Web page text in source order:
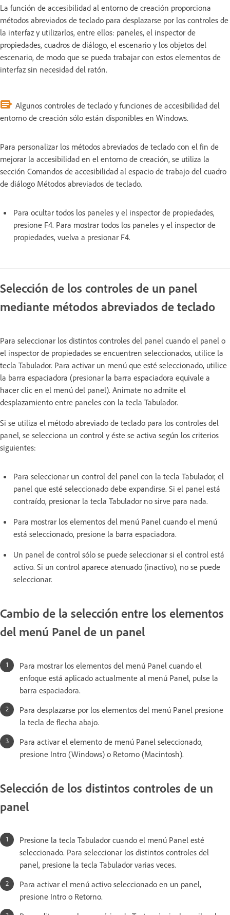
La función de accesibilidad al entorno de creación proporciona
métodos abreviados de teclado para desplazarse por los controles de
la interfaz y utilizarlos, entre ellos: paneles, el inspector de
propiedades, cuadros de diálogo, el escenario y los objetos del
escenario, de modo que se pueda trabajar con estos elementos de
interfaz sin necesidad del ratón.
Algunos controles de teclado y funciones de accesibilidad del
entorno de creación sólo están disponibles en Windows.
Para personalizar los métodos abreviados de teclado con el fin de
mejorar la accesibilidad en el entorno de creación, se utiliza la
sección Comandos de accesibilidad al espacio de trabajo del cuadro
de diálogo Métodos abreviados de teclado.
Para ocultar todos los paneles y el inspector de propiedades,
presione F4. Para mostrar todos los paneles y el inspector de
propiedades, vuelva a presionar F4.
Selección de los controles de un panel
mediante métodos abreviados de teclado
Para seleccionar los distintos controles del panel cuando el panel o
el inspector de propiedades se encuentren seleccionados, utilice la
tecla Tabulador. Para activar un menú que esté seleccionado, utilice
la barra espaciadora (presionar la barra espaciadora equivale a
hacer clic en el menú del panel). Animate no admite el
desplazamiento entre paneles con la tecla Tabulador.
Si se utiliza el método abreviado de teclado para los controles del
panel, se selecciona un control y éste se activa según los criterios
siguientes:
Para seleccionar un control del panel con la tecla Tabulador, el
panel que esté seleccionado debe expandirse. Si el panel está
contraído, presionar la tecla Tabulador no sirve para nada.
Para mostrar los elementos del menú Panel cuando el menú
está seleccionado, presione la barra espaciadora.
Un panel de control sólo se puede seleccionar si el control está
activo. Si un control aparece atenuado (inactivo), no se puede
seleccionar.
Cambio de la selección entre los elementos
del menú Panel de un panel
Para mostrar los elementos del menú Panel cuando el
enfoque está aplicado actualmente al menú Panel, pulse la
barra espaciadora.
Para desplazarse por los elementos del menú Panel presione
la tecla de flecha abajo.
Para activar el elemento de menú Panel seleccionado,
presione Intro (Windows) o Retorno (Macintosh).
Selección de los distintos controles de un
panel
Presione la tecla Tabulador cuando el menú Panel esté
seleccionado. Para seleccionar los distintos controles del
panel, presione la tecla Tabulador varias veces.
Para activar el menú activo seleccionado en un panel,
presione Intro o Retorno.